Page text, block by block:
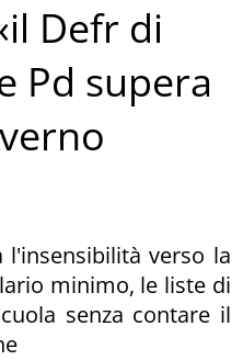
Defr di
Pd supera
verso la
minimo, le liste di
senza contare il